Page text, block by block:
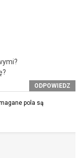
ODPOWIEDZ
pola są